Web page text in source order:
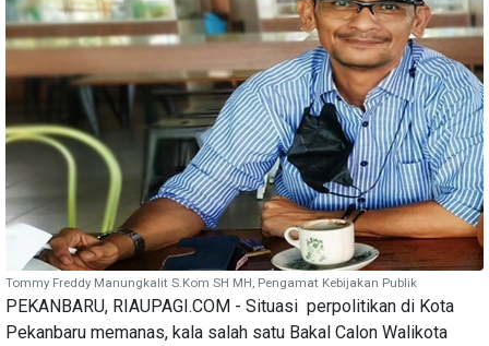
Tommy Freddy Manungkalit S.Kom SH MH, Pengamat Kebijakan Publik
PEKANBARU, RIAUPAGI.COM - Situasi perpolitikan di Kota
Pekanbaru memanas, kala salah satu Bakal Calon Walikota